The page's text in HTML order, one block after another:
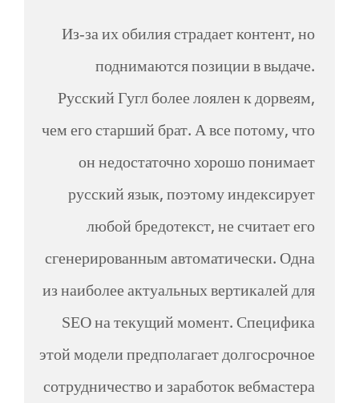
Из-за их обилия страдает контент, но
поднимаются позиции в выдаче.
Русский Гугл более лоялен к дорвеям,
чем его старший брат. А все потому, что
он недостаточно хорошо понимает
русский язык, поэтому индексирует
любой бредотекст, не считает его
сгенерированным автоматически. Одна
из наиболее актуальных вертикалей для
SEO на текущий момент. Специфика
этой модели предполагает долгосрочное
сотрудничество и заработок вебмастера